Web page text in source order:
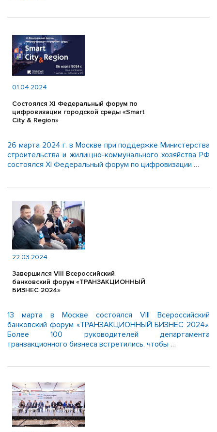
01.04.2024
Состоялся XI Федеральный форум по
цифровизации городской среды «Smart
City & Region»
26 марта 2024 г. в Москве при поддержке Министерства
строительства и жилищно-коммунального хозяйства РФ
состоялся XI Федеральный форум по цифровизации …
22.03.2024
Завершился VIII Всероссийский
банковский форум «ТРАНЗАКЦИОННЫЙ
БИЗНЕС 2024»
13 марта в Москве состоялся VIII Всероссийский
банковский форум «ТРАНЗАКЦИОННЫЙ БИЗНЕС 2024».
Более 100 руководителей департамента
транзакционного бизнеса встретились, чтобы …